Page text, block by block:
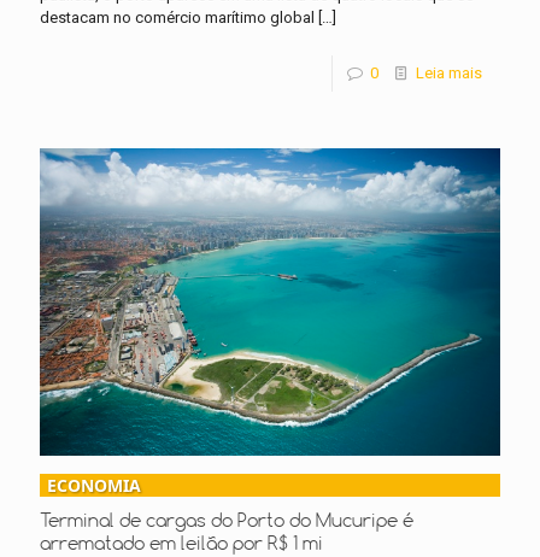
destacam no comércio marítimo global
[…]
0 Leia mais
ECONOMIA
Terminal de cargas do Porto do Mucuripe é
arrematado em leilão por R$ 1 mi